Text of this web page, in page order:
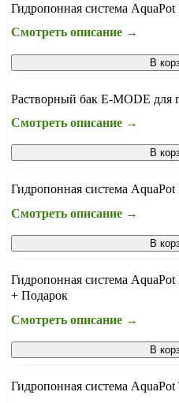
Гидропонная система
Смотреть описание →
В
Растворный бак E-MODE для
Смотреть описание →
В
Гидропонная система
Смотреть описание →
В
Гидропонная система
+ Подарок
Смотреть описание →
В
Гидропонная система